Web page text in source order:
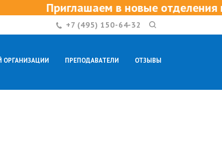
в новые отделения в
+7 (495) 150-64-32
ОРГАНИЗАЦИИ ПРЕПОДАВАТЕЛИ ОТЗЫВЫ